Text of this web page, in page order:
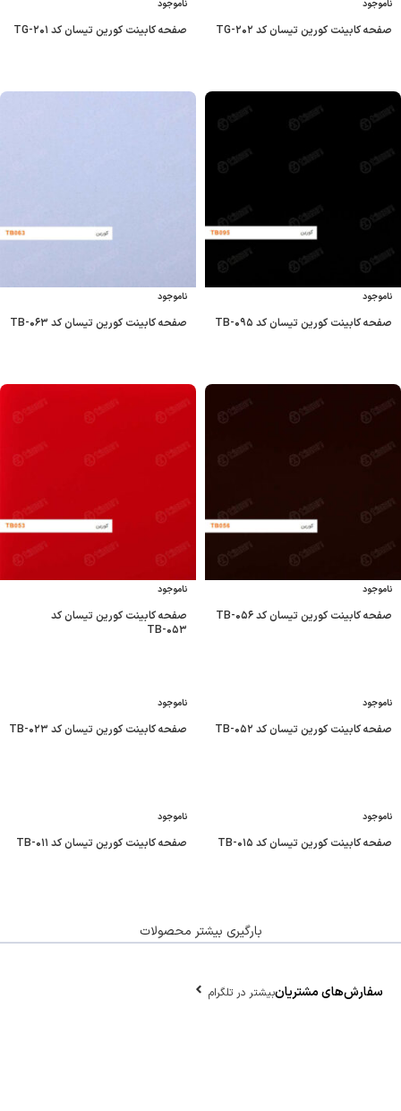
ناموجود
صفحه کابینت کورین تیسان کد TG-۲۰۲
ناموجود
صفحه کابینت کورین تیسان کد TG-۲۰۱
ناموجود
صفحه کابینت کورین تیسان کد TB-۰۹۵
ناموجود
صفحه کابینت کورین تیسان کد TB-۰۶۳
ناموجود
صفحه کابینت کورین تیسان کد TB-۰۵۶
ناموجود
صفحه کابینت کورین تیسان کد
TB-۰۵۳
ناموجود
صفحه کابینت کورین تیسان کد TB-۰۵۲
ناموجود
صفحه کابینت کورین تیسان کد TB-۰۲۳
ناموجود
صفحه کابینت کورین تیسان کد TB-۰۱۵
ناموجود
صفحه کابینت کورین تیسان کد TB-۰۱۱
بارگیری بیشتر محصولات
سفارش‌های مشتریانبیشتر در تلگرام